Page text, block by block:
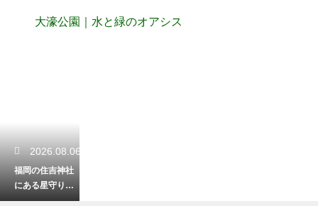
大濠公園｜水と緑のオアシス
2026.08.06
福岡の住吉神社
にある星守りの
意味とは？願い